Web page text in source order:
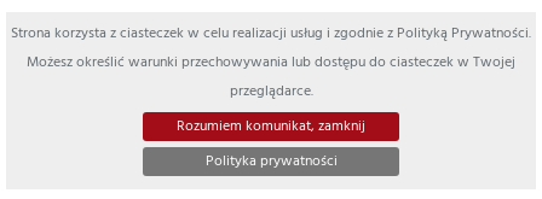
Strona korzysta z ciasteczek w celu realizacji usług i zgodnie z Polityką Prywatności.
Możesz określić warunki przechowywania lub dostępu do ciasteczek w Twojej
przeglądarce.
Rozumiem komunikat, zamknij
Polityka prywatności